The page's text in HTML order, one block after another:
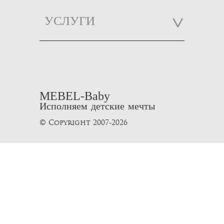
УСЛУГИ
MEBEL-Baby
Исполняем детские мечты
© Copyright 2007-2026